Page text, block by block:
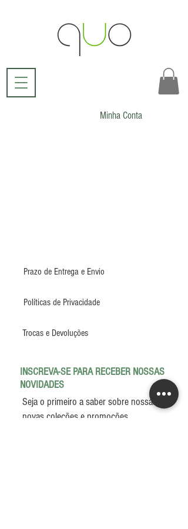
Minha Conta
Prazo de Entrega e Envio
Políticas de Privacidade
Trocas e Devoluções
INSCREVA-SE PARA RECEBER NOSSAS
NOVIDADES
Seja o primeiro a saber sobre nossas
novas coleções e promoções